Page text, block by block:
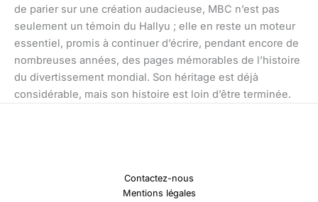
de parier sur une création audacieuse, MBC n’est pas
seulement un témoin du Hallyu ; elle en reste un moteur
essentiel, promis à continuer d’écrire, pendant encore de
nombreuses années, des pages mémorables de l’histoire
du divertissement mondial. Son héritage est déjà
considérable, mais son histoire est loin d’être terminée.
Contactez-nous
Mentions légales